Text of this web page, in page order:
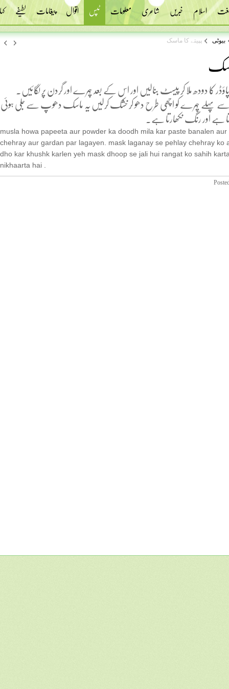
اسلام خبریں شاعری معلومات ٹپس اقوال پیغامات لطیفے
بیوٹی پپیتے کا ماسک
پاؤڈر کا دودھ ملا کر پیسٹ بنالیں اور اس کے بعد چہرے اور گردن پر لگائیں۔
پہلے چہرے کو اچھی طرح دھو کر خشک کرلیں یہ ماسک دھوپ سے جلی ہوئی
ہے اور رنگ نکھارتا ہے۔
musla howa papeeta aur powder ka doodh mila kar paste banalen aur
chehray aur gardan par lagayen. mask laganay se pehlay chehray ko
dho kar khushk karlen yeh mask dhoop se jali hui rangat ko sahih
nikhaarta hai .